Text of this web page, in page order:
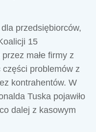
przedsiębiorców,
15
małe firmy z
problemów z
kontrahentów. W
Tuska pojawiło
dalej z kasowym